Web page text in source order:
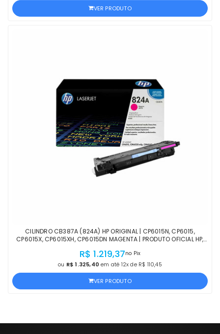
VER PRODUTO
CILINDRO CB387A (824A) HP ORIGINAL | CP6015N, CP6015,
CP6015X, CP6015XH, CP6015DN MAGENTA | PRODUTO OFICIAL HP,
R$ 1.219,37no Pix
ou R$ 1.325,40 em até 12x de R$ 110,45
VER PRODUTO